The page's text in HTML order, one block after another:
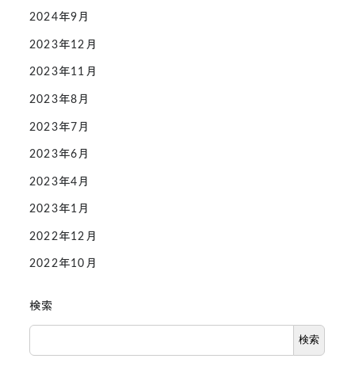
2024年9月
2023年12月
2023年11月
2023年8月
2023年7月
2023年6月
2023年4月
2023年1月
2022年12月
2022年10月
検索
検索